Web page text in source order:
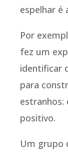
espelhar é
Por
fez um
identificar
para
positivo.
Um grupo